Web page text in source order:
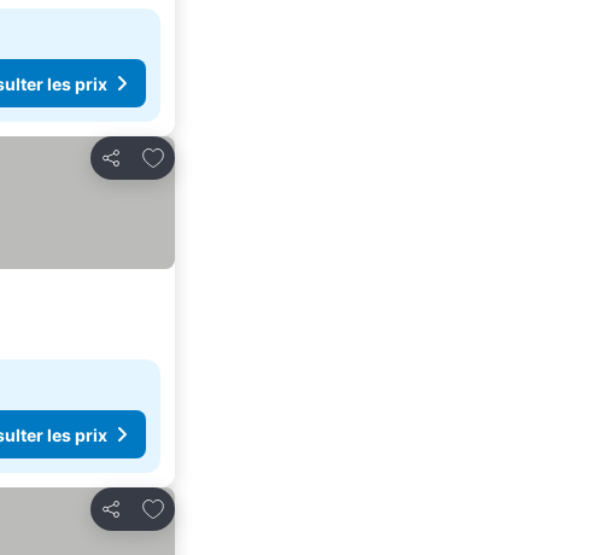
les prix
Partager
Ajouter à mes favoris
les prix
Partager
Ajouter à mes favoris